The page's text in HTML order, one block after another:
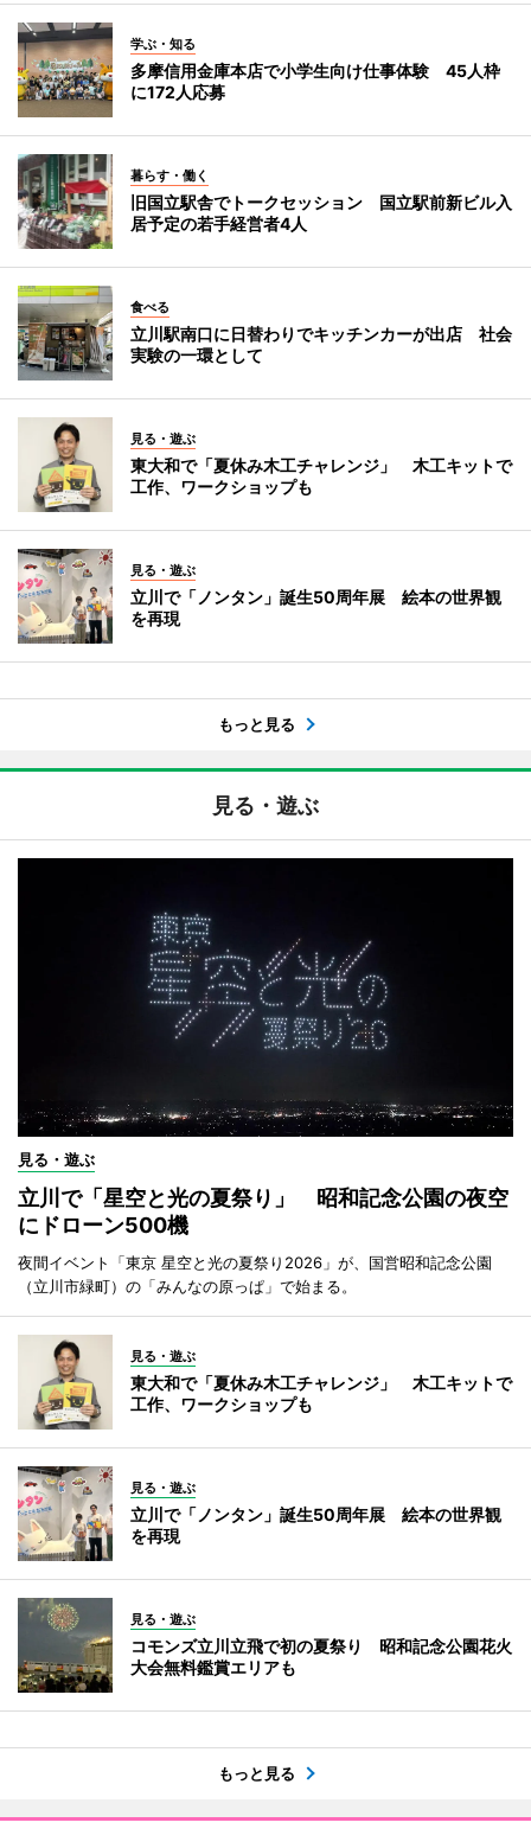
学ぶ・知る
多摩信用金庫本店で小学生向け仕事体験 45人枠
に172人応募
暮らす・働く
旧国立駅舎でトークセッション 国立駅前新ビル入
居予定の若手経営者4人
食べる
立川駅南口に日替わりでキッチンカーが出店 社会
実験の一環として
見る・遊ぶ
東大和で「夏休み木工チャレンジ」 木工キットで
工作、ワークショップも
見る・遊ぶ
立川で「ノンタン」誕生50周年展 絵本の世界観
を再現
もっと見る
見る・遊ぶ
見る・遊ぶ
立川で「星空と光の夏祭り」 昭和記念公園の夜空
にドローン500機
夜間イベント「東京 星空と光の夏祭り2026」が、国営昭和記念公園
（立川市緑町）の「みんなの原っぱ」で始まる。
見る・遊ぶ
東大和で「夏休み木工チャレンジ」 木工キットで
工作、ワークショップも
見る・遊ぶ
立川で「ノンタン」誕生50周年展 絵本の世界観
を再現
見る・遊ぶ
コモンズ立川立飛で初の夏祭り 昭和記念公園花火
大会無料鑑賞エリアも
もっと見る